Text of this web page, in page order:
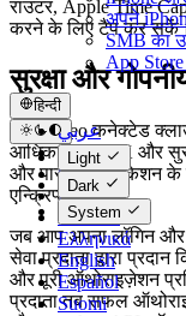
अपने
SMB का
App
हिन्दी
عربي
Català
Čeština
Dansk
Deutsch
Ελληνικά
English
Español
Suomi
Light
Dark
System
राउटर, Apple Time
करने के लिए टैप कर
सुरक्षा और
Evervideo कनेक्टेड
आधिकारिक SDK और
और पासवर्ड एप्लिकेशन
एन्क्रिप्टेड हैं।
जब आप अपना लॉगिन और
सेवा प्रदाता द्वारा
और पूरी ऑथोराइज़ेशन
प्रदाता तब सफल